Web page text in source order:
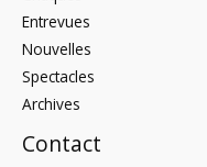
Entrevues
Nouvelles
Spectacles
Archives
Contact